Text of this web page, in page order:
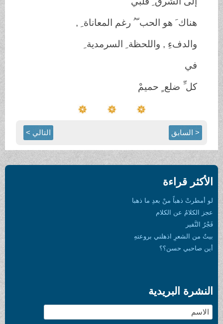
هناك َ هو الحب ّ ُ رغم المعاناة ِ ,
والدفءِ , واللحظة ِ السرمدية ِ
في
كل ِّ ضلع ٍ حميمْ
< السابق التالي >
الأكثر قراءة
لو أمطرتْ ذهباً منْ بعدِ ما ذهبا
عجز الكلامُ عن الكلام
فَجْرُ النَّفير
بيتٌ من الشعرِ اذهلني بروعتهِ
أين صاحبي حسن؟؟
النشرة البريدية